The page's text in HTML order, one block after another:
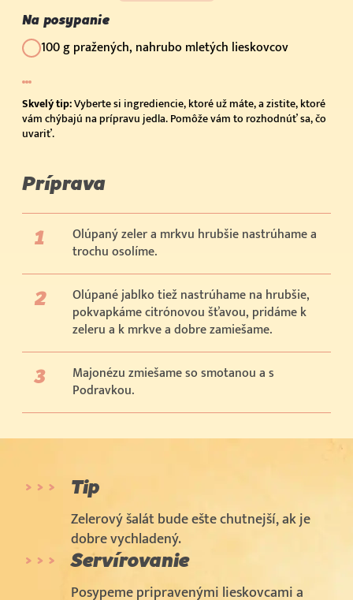
Na posypanie
100 g pražených, nahrubo mletých lieskovcov
Skvelý tip:Vyberte si ingrediencie, ktoré už máte, a zistite, ktoré
vám chýbajú na prípravu jedla. Pomôže vám to rozhodnúť sa, čo
uvariť.
Príprava
Olúpaný zeler a mrkvu hrubšie nastrúhame a
trochu osolíme.
Olúpané jablko tiež nastrúhame na hrubšie,
pokvapkáme citrónovou šťavou, pridáme k
zeleru a k mrkve a dobre zamiešame.
Majonézu zmiešame so smotanou a s
Podravkou.
Tip
Zelerový šalát bude ešte chutnejší, ak je
dobre vychladený.
Servírovanie
Posypeme pripravenými lieskovcami a